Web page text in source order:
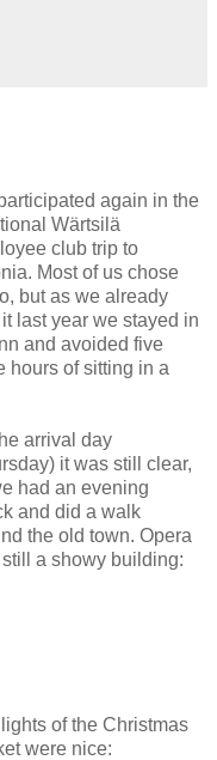
again in the
Wärtsilä
club trip to
Most of us chose
but as we already
last year we stayed in
and avoided five
hours of sitting in a
arrival day
it was still clear,
had an evening
and did a walk
the old town. Opera
a showy building:
of the Christmas
were nice: